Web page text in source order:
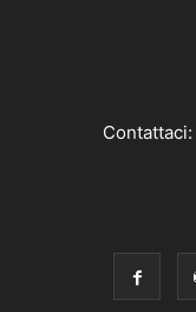
Contattaci: